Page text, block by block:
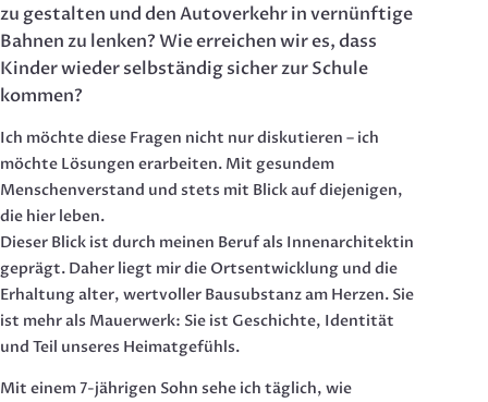
zu gestalten und den Autoverkehr in vernünftige
Bahnen zu lenken? Wie erreichen wir es, dass
Kinder wieder selbständig sicher zur Schule
kommen?
Ich möchte diese Fragen nicht nur diskutieren – ich
möchte Lösungen erarbeiten. Mit gesundem
Menschenverstand und stets mit Blick auf diejenigen,
die hier leben.
Dieser Blick ist durch meinen Beruf als Innenarchitektin
geprägt. Daher liegt mir die Ortsentwicklung und die
Erhaltung alter, wertvoller Bausubstanz am Herzen. Sie
ist mehr als Mauerwerk: Sie ist Geschichte, Identität
und Teil unseres Heimatgefühls.
Mit einem 7-jährigen Sohn sehe ich täglich, wie